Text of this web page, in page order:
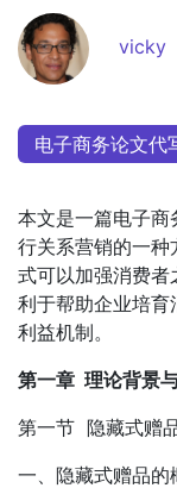
vicky
电子商务论文代
本文是一篇电子
行关系营销的一
式可以加强消费
利于帮助企业培育
利益机制。
第一章 理论背景
第一节 隐藏式赠
一、隐藏式赠品的